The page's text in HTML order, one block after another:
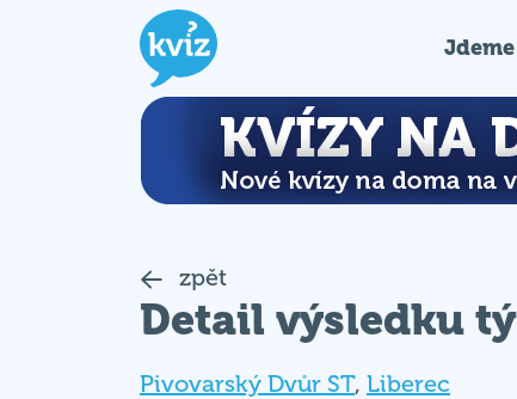
zpět
Detail výsledku
Pivovarský Dvůr ST, Liberec